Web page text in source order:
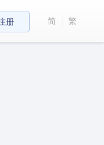
册 简 繁